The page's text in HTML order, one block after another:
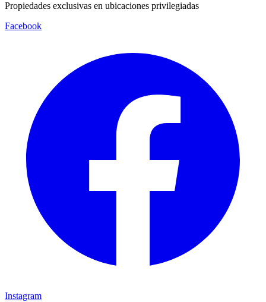
Propiedades exclusivas en ubicaciones privilegiadas
Facebook
Instagram